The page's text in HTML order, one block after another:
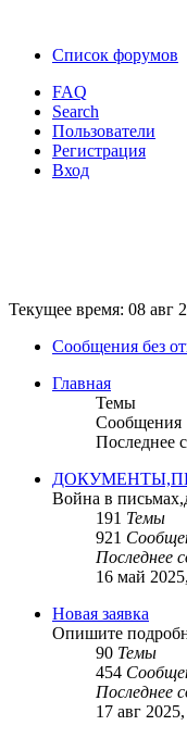
Список форумов
FAQ
Search
Пользователи
Регистрация
Вход
Текущее время: 08 авг
Сообщения без
Главная
Темы
Сообщения
Последнее
Война в
191 Темы
921
Последнее
16 май
Новая заявка
Опишите
90 Темы
454
Последнее
17 авг